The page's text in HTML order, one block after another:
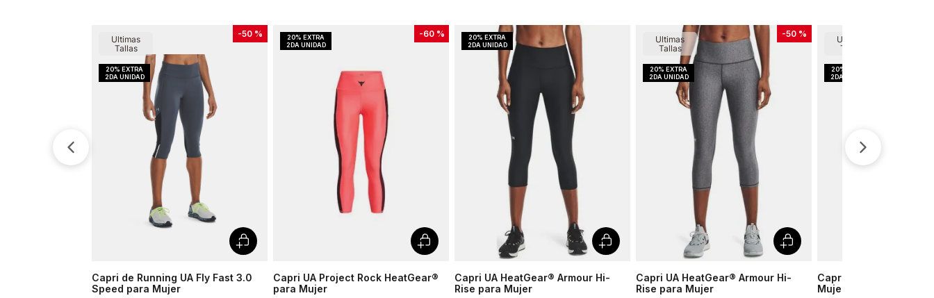
-50 %
Ultimas
Tallas
Capri de Running UA Fly Fast 3.0
Speed para Mujer
-60 %
Capri UA Project Rock HeatGear®
para Mujer
Capri UA HeatGear® Armour Hi-
Rise para Mujer
-50 %
Ultimas
Tallas
Capri UA HeatGear® Armour Hi-
Rise para Mujer
Ultimas
Tallas
Capri UA Fly Fast 3.0
Mujer